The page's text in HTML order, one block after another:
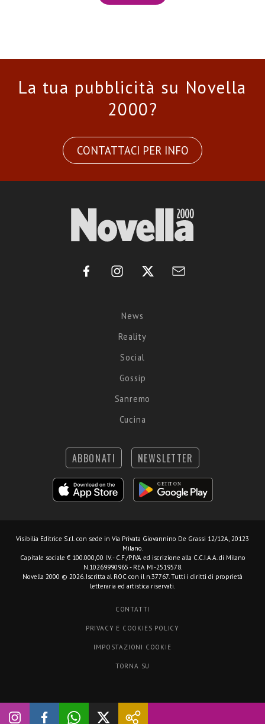
La tua pubblicità su Novella
2000?
CONTATTACI PER INFO
News
Reality
Social
Gossip
Sanremo
Cucina
ABBONATI NEWSLETTER
Visibilia Editrice S.r.l. con sede in Via Privata Giovannino De Grassi 12/12A, 20123
Milano.
Capitale sociale € 100.000,00 I.V. - C.F./P.IVA ed iscrizione alla C.C.I.A.A. di Milano
N.10269990965 - REA MI-2519578.
Novella 2000 © 2026. Iscritta al ROC con il n.37767. Tutti i diritti di proprietà
letteraria ed artistica riservati.
CONTATTI
PRIVACY E COOKIES POLICY
IMPOSTAZIONI COOKIE
TORNA SU